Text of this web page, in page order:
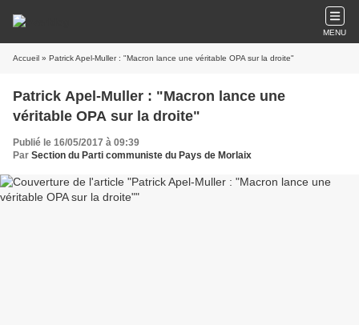
MENU
Accueil » Patrick Apel-Muller : "Macron lance une véritable OPA sur la droite"
Patrick Apel-Muller : "Macron lance une
véritable OPA sur la droite"
Publié le 16/05/2017 à 09:39
Par Section du Parti communiste du Pays de Morlaix